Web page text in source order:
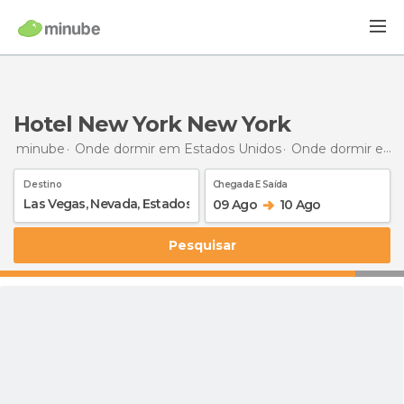
Hotel New York New York
minube Onde dormir em Estados Unidos Onde dormir em Nevada
Destino Chegada E Saída
09 Ago 10 Ago
Pesquisar